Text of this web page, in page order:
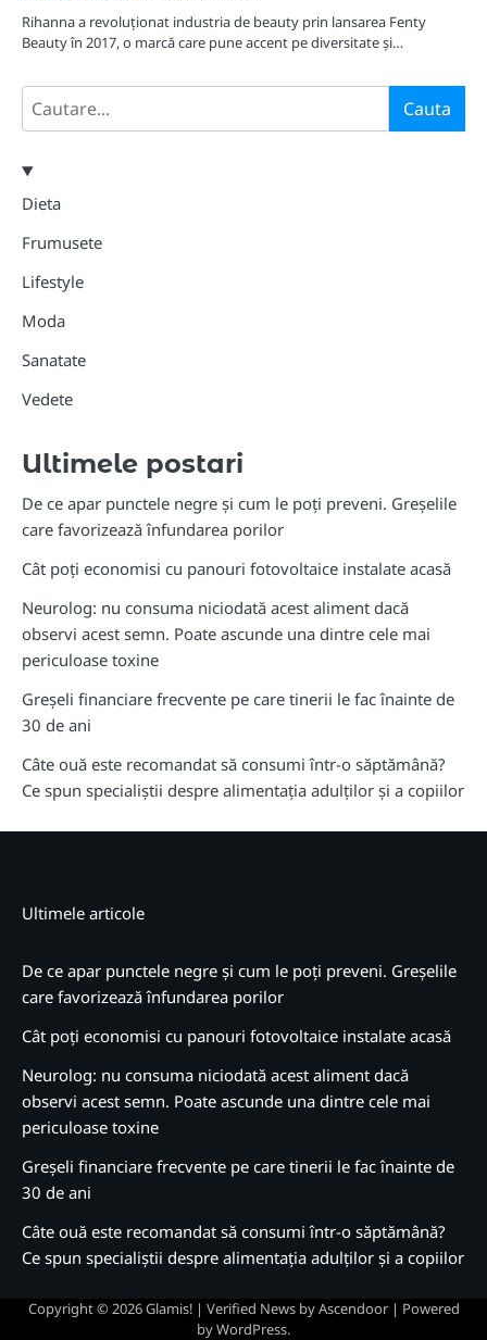
Rihanna a revoluționat industria de beauty prin lansarea Fenty
Beauty în 2017, o marcă care pune accent pe diversitate și…
Search Cauta
Dieta
Frumusete
Lifestyle
Moda
Sanatate
Vedete
Ultimele postari
De ce apar punctele negre și cum le poți preveni. Greșelile
care favorizează înfundarea porilor
Cât poți economisi cu panouri fotovoltaice instalate acasă
Neurolog: nu consuma niciodată acest aliment dacă
observi acest semn. Poate ascunde una dintre cele mai
periculoase toxine
Greșeli financiare frecvente pe care tinerii le fac înainte de
30 de ani
Câte ouă este recomandat să consumi într-o săptămână?
Ce spun specialiștii despre alimentația adulților și a copiilor
Ultimele articole
De ce apar punctele negre și cum le poți preveni. Greșelile
care favorizează înfundarea porilor
Cât poți economisi cu panouri fotovoltaice instalate acasă
Neurolog: nu consuma niciodată acest aliment dacă
observi acest semn. Poate ascunde una dintre cele mai
periculoase toxine
Greșeli financiare frecvente pe care tinerii le fac înainte de
30 de ani
Câte ouă este recomandat să consumi într-o săptămână?
Ce spun specialiștii despre alimentația adulților și a copiilor
Copyright © 2026Glamis!| Verified News byAscendoor| Powered
byWordPress.